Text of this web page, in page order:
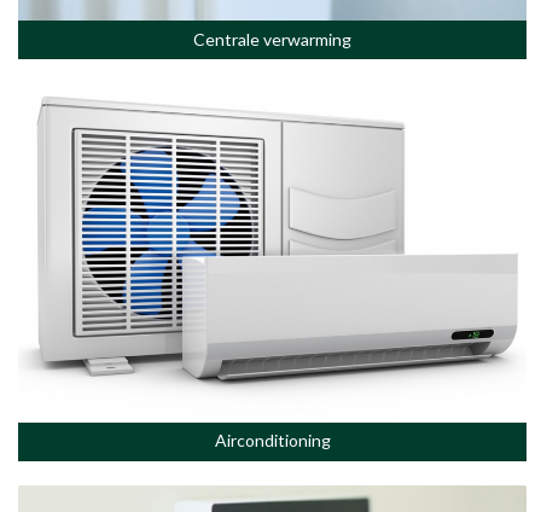
Centrale verwarming
Airconditioning